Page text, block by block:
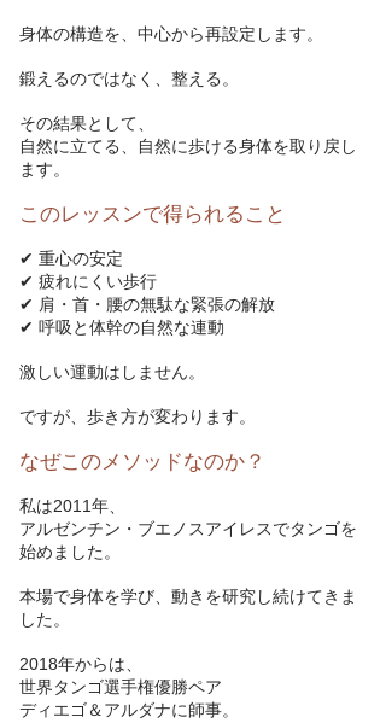
身体の構造を、中心から再設定します。
鍛えるのではなく、整える。
その結果として、
自然に立てる、自然に歩ける身体を取り戻し
ます。
このレッスンで得られること
✔ 重心の安定
✔ 疲れにくい歩行
✔ 肩・首・腰の無駄な緊張の解放
✔ 呼吸と体幹の自然な連動
激しい運動はしません。
ですが、歩き方が変わります。
なぜこのメソッドなのか？
私は2011年、
アルゼンチン・ブエノスアイレスでタンゴを
始めました。
本場で身体を学び、動きを研究し続けてきま
した。
2018年からは、
世界タンゴ選手権優勝ペア
ディエゴ＆アルダナに師事。